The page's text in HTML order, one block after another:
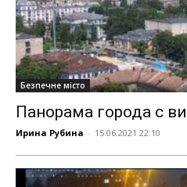
Безпечне місто
Панорама города с
Ирина Рубина - 15.06.2021 22:10